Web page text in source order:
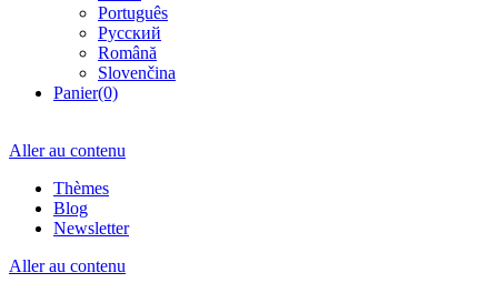
Português
Русский
Română
Slovenčina
Panier(0)
Aller au contenu
Thèmes
Blog
Newsletter
Aller au contenu